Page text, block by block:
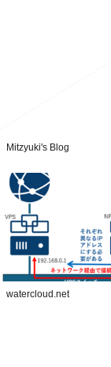
Mitzyuki's Blog
watercloud.net